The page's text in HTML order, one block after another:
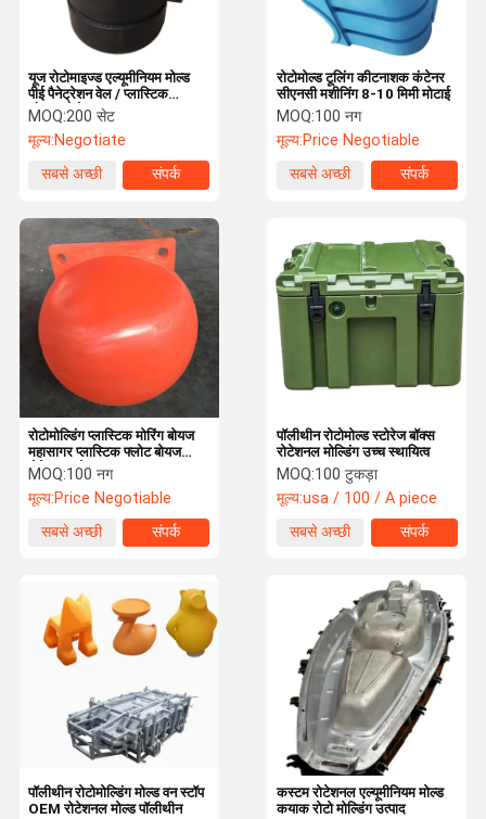
रोटोमोल्ड टूलिंग कीटनाशक कंटेनर
सीएनसी मशीनिंग 8-10 मिमी मोटाई
MOQ:100 नग
मूल्य:Price Negotiable
सबसे अच्छी
संपर्क
यूज रोटोमाइज्ड एल्यूमीनियम मोल्ड
पीई पैनेट्रेशन वेल / प्लास्टिक
ओवरफ्लो वेल
MOQ:200 सेट
मूल्य:Negotiate
सबसे अच्छी
संपर्क
पॉलीथीन रोटोमोल्ड स्टोरेज बॉक्स
रोटेशनल मोल्डिंग उच्च स्थायित्व
MOQ:100 टुकड़ा
मूल्य:usa / 100 / A piece
सबसे अच्छी
संपर्क
रोटोमोल्डिंग प्लास्टिक मोरिंग बोयज
महासागर प्लास्टिक फ्लोट बोयज
रोटेशनल मोल्ड्स
MOQ:100 नग
मूल्य:Price Negotiable
सबसे अच्छी
संपर्क
कस्टम रोटेशनल एल्यूमीनियम मोल्ड
कयाक रोटो मोल्डिंग उत्पाद
पॉलीथीन रोटोमोल्डिंग मोल्ड वन स्टॉप
OEM रोटेशनल मोल्ड पॉलीथीन